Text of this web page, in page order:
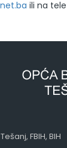
ili na
FBIH, BIH